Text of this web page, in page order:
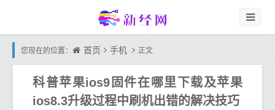
您现在的位置： 首页 手机 正文
科普苹果ios9固件在哪里下载及苹果
ios8.3升级过程中刷机出错的解决技巧